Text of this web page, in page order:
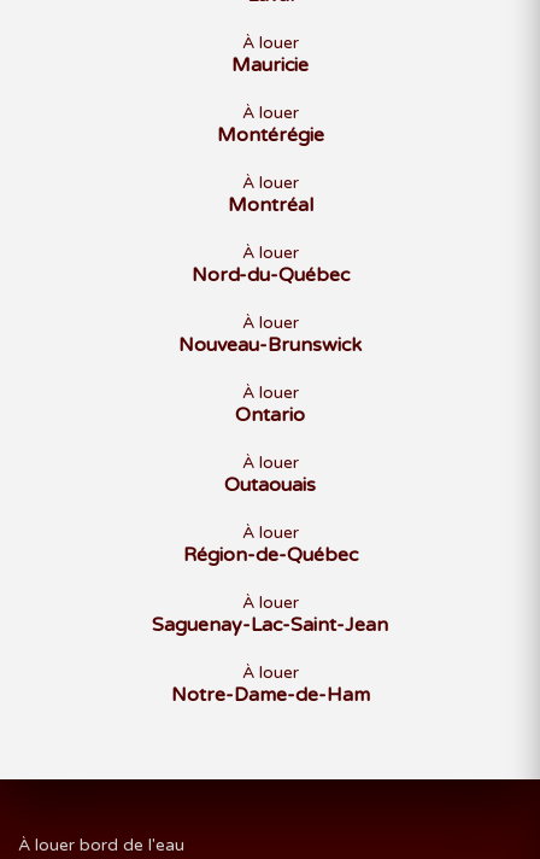
À louer
Mauricie
À louer
Montérégie
À louer
Montréal
À louer
Nord-du-Québec
À louer
Nouveau-Brunswick
À louer
Ontario
À louer
Outaouais
À louer
Région-de-Québec
À louer
Saguenay-Lac-Saint-Jean
À louer
Notre-Dame-de-Ham
À louer bord de l'eau